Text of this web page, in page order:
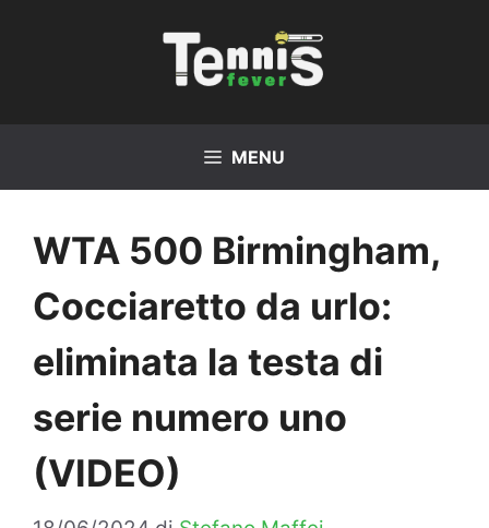
MENU
WTA 500 Birmingham,
Cocciaretto da urlo:
eliminata la testa di
serie numero uno
(VIDEO)